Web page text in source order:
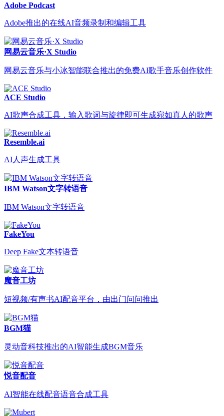
Adobe Podcast
Adobe推出的在线AI音频录制和编辑工具
网易云音乐·X Studio
网易云音乐与小冰智能联合推出的免费AI歌手音乐创作软件
ACE Studio
AI歌声合成工具，输入歌词与旋律即可生成宛如真人的歌声
Resemble.ai
AI人声生成工具
IBM Watson文字转语音
IBM Watson文字转语音
FakeYou
Deep Fake文本转语音
魔音工坊
短视频/有声书AI配音平台，由出门问问推出
BGM猫
灵动音科技推出的AI智能生成BGM音乐
悦音配音
AI智能在线配音语音合成工具